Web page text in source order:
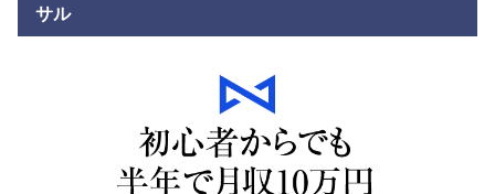
サル